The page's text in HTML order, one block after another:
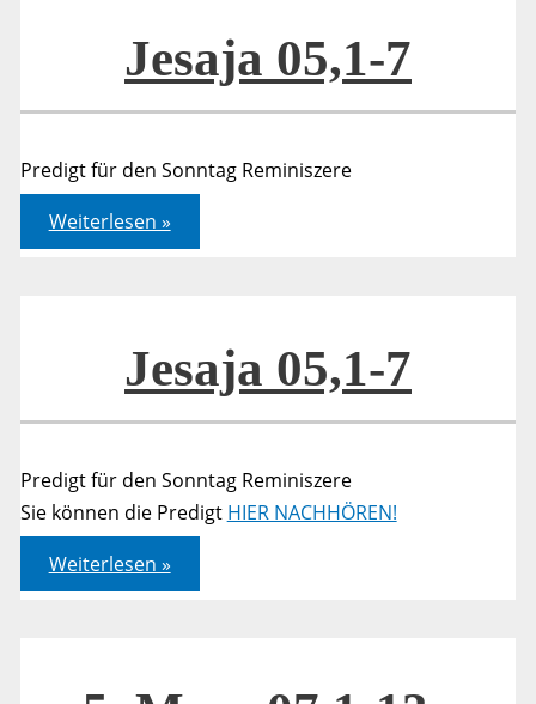
Jesaja 05,1-7
Predigt für den Sonntag Reminiszere
Jesaja
05,1-
7
Weiterlesen »
Jesaja 05,1-7
Predigt für den Sonntag Reminiszere
Sie können die Predigt HIER NACHHÖREN!
Jesaja
05,1-
7
Weiterlesen »